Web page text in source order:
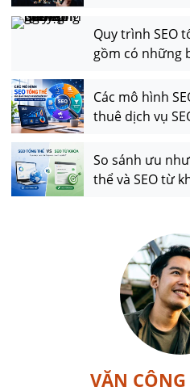
Quy trình SEO
gồm có những
Các mô hình
thuê dịch vụ
So sánh ưu
thể và SEO từ
VĂN